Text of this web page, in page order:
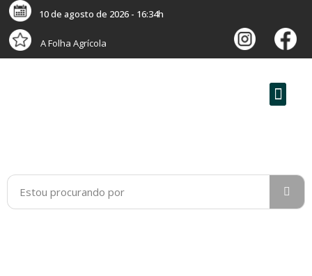
10 de agosto de 2026 - 16:34h
A Folha Agrícola